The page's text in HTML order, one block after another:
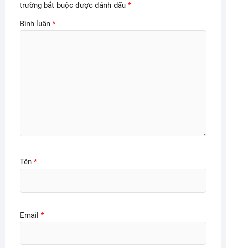
trường bắt buộc được đánh dấu *
Bình luận *
Tên *
Email *